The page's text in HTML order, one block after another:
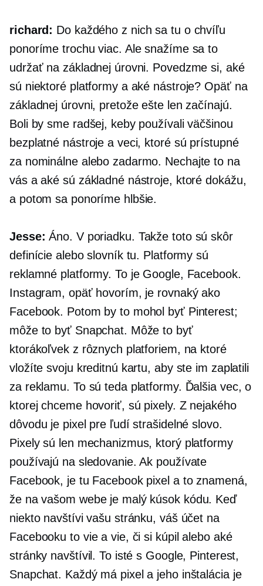
richard: Do každého z nich sa tu o chvíľu
ponoríme trochu viac. Ale snažíme sa to
udržať na základnej úrovni. Povedzme si, aké
sú niektoré platformy a aké nástroje? Opäť na
základnej úrovni, pretože ešte len začínajú.
Boli by sme radšej, keby používali väčšinou
bezplatné nástroje a veci, ktoré sú prístupné
za nominálne alebo zadarmo. Nechajte to na
vás a aké sú základné nástroje, ktoré dokážu,
a potom sa ponoríme hlbšie.
Jesse: Áno. V poriadku. Takže toto sú skôr
definície alebo slovník tu. Platformy sú
reklamné platformy. To je Google, Facebook.
Instagram, opäť hovorím, je rovnaký ako
Facebook. Potom by to mohol byť Pinterest;
môže to byť Snapchat. Môže to byť
ktorákoľvek z rôznych platforiem, na ktoré
vložíte svoju kreditnú kartu, aby ste im zaplatili
za reklamu. To sú teda platformy. Ďalšia vec, o
ktorej chceme hovoriť, sú pixely. Z nejakého
dôvodu je pixel pre ľudí strašidelné slovo.
Pixely sú len mechanizmus, ktorý platformy
používajú na sledovanie. Ak používate
Facebook, je tu Facebook pixel a to znamená,
že na vašom webe je malý kúsok kódu. Keď
niekto navštívi vašu stránku, váš účet na
Facebooku to vie a vie, či si kúpil alebo aké
stránky navštívil. To isté s Google, Pinterest,
Snapchat. Každý má pixel a jeho inštalácia je